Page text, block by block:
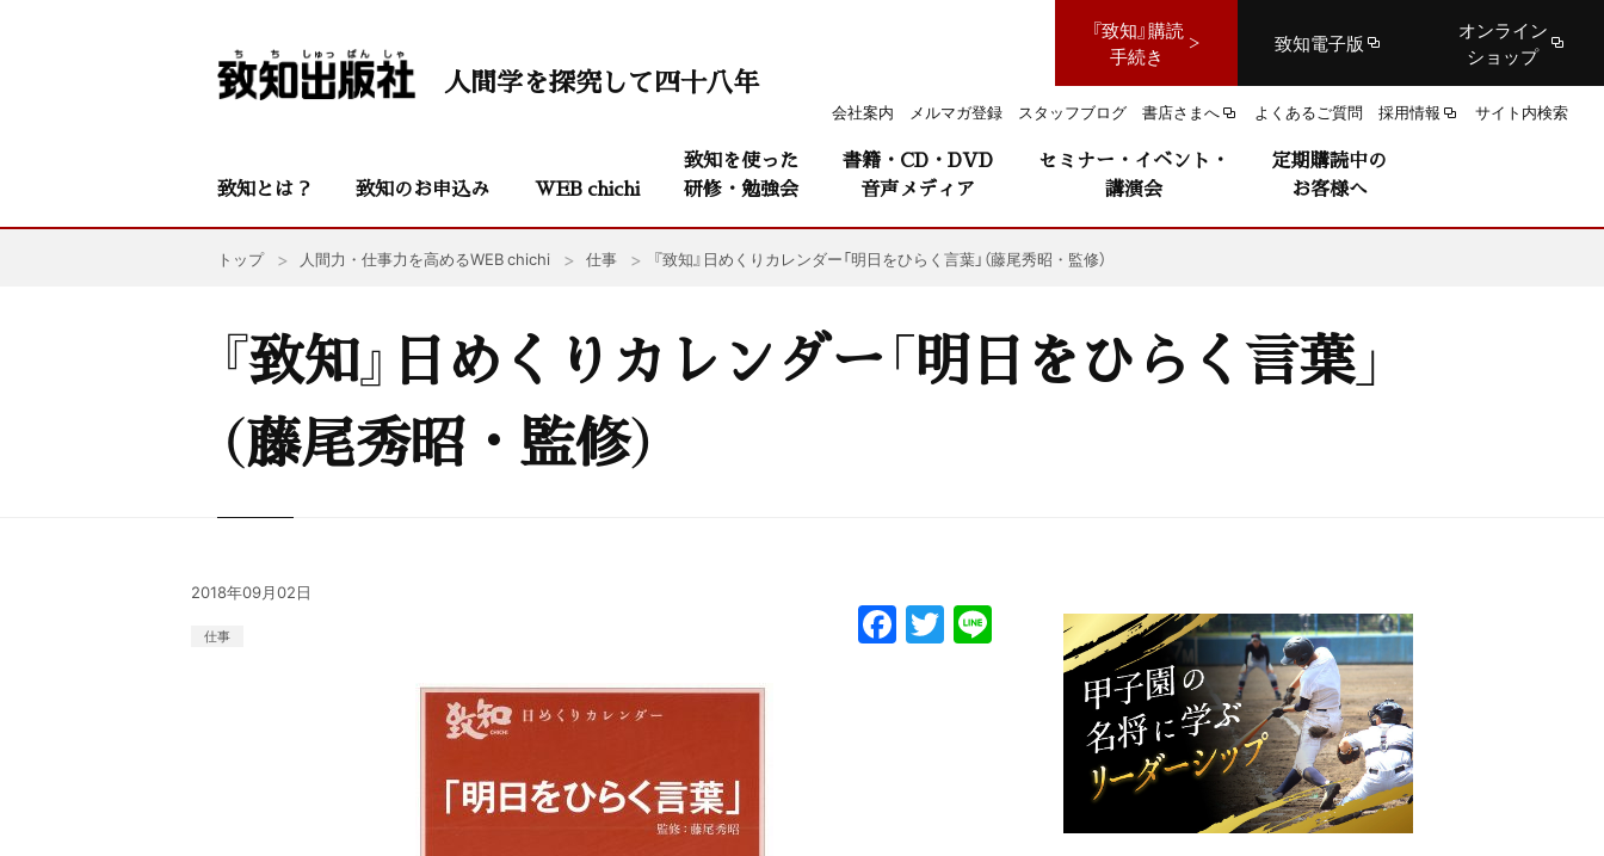
『致知』購読
手続き
致知電子版
オンライン
ショップ
会社案内 メルマガ登録 スタッフブログ 書店さまへ よくあるご質問 採用情報 サイト内検索
人間学を探究して四十八年
致知とは？ 致知のお申込み WEB chichi
致知を使った
研修・勉強会
書籍・CD・DVD
音声メディア
セミナー・イベント・
講演会
定期購読中の
お客様へ
トップ 人間力・仕事力を高めるWEB chichi 仕事 『致知』日めくりカレンダー「明日をひらく言葉」（藤尾秀昭・監修）
『致知』日めくりカレンダー「明日をひらく言葉」
（藤尾秀昭・監修）
2018年09月02日
仕事 F
a
T
w